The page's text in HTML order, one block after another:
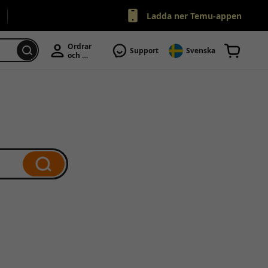
Ladda ner Temu-appen
Ordrar
och
Support Svenska